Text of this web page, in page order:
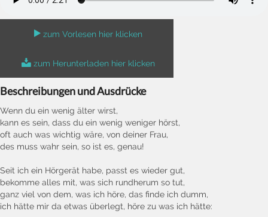
zum Vorlesen hier klicken
zum Herunterladen hier klicken
Beschreibungen und Ausdrücke
Wenn du ein wenig älter wirst,
kann es sein, dass du ein wenig weniger hörst,
oft auch was wichtig wäre, von deiner Frau,
des muss wahr sein, so ist es, genau!
Seit ich ein Hörgerät habe, passt es wieder gut,
bekomme alles mit, was sich rundherum so tut,
ganz viel von dem, was ich höre, das finde ich dumm,
ich hätte mir da etwas überlegt, höre zu was ich hätte: